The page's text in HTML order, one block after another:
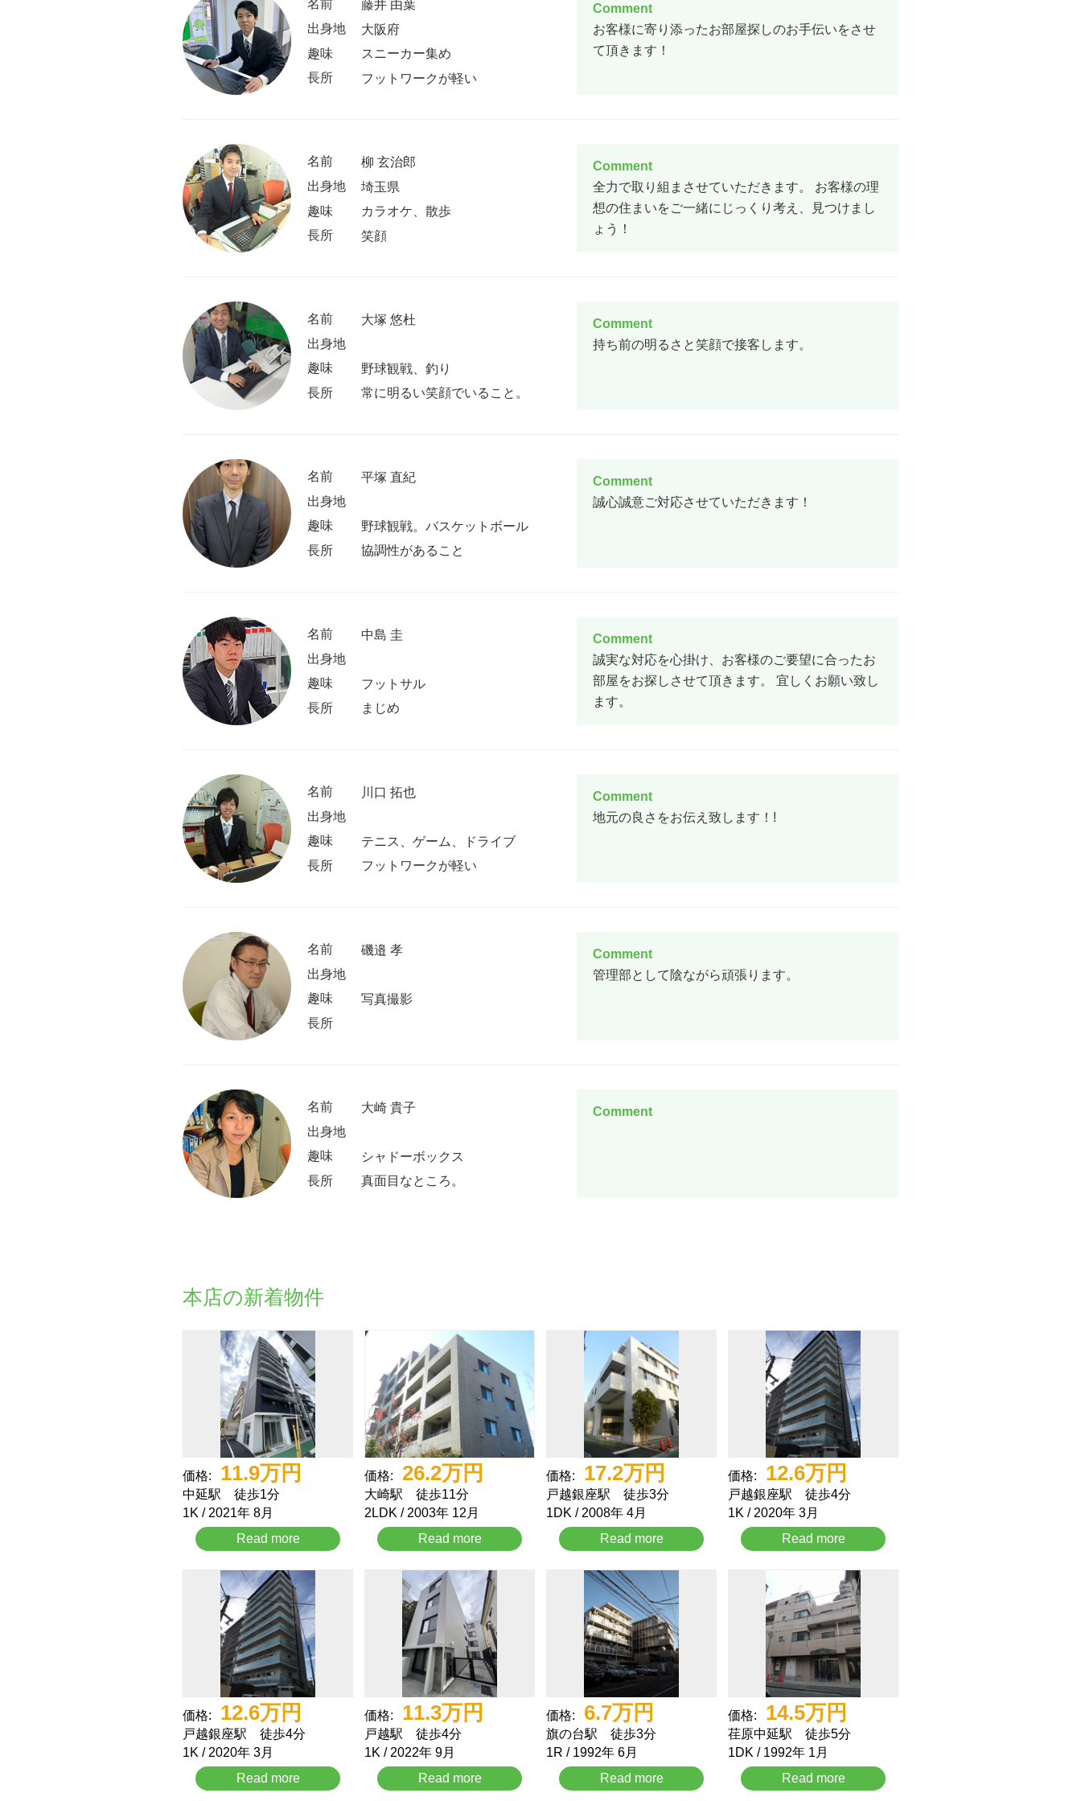
名前
藤井 由葉
出身地
大阪府
趣味
スニーカー集め
長所
フットワークが軽い
Comment
お客様に寄り添ったお部屋探しのお手伝いをさせ
て頂きます！
名前
柳 玄治郎
出身地
埼玉県
趣味
カラオケ、散歩
長所
笑顔
Comment
全力で取り組まさせていただきます。 お客様の理
想の住まいをご一緒にじっくり考え、見つけまし
ょう！
名前
大塚 悠杜
出身地
趣味
野球観戦、釣り
長所
常に明るい笑顔でいること。
Comment
持ち前の明るさと笑顔で接客します。
名前
平塚 直紀
出身地
趣味
野球観戦。バスケットボール
長所
協調性があること
Comment
誠心誠意ご対応させていただきます！
名前
中島 圭
出身地
趣味
フットサル
長所
まじめ
Comment
誠実な対応を心掛け、お客様のご要望に合ったお
部屋をお探しさせて頂きます。 宜しくお願い致し
ます。
名前
川口 拓也
出身地
趣味
テニス、ゲーム、ドライブ
長所
フットワークが軽い
Comment
地元の良さをお伝え致します！!
名前
磯邉 孝
出身地
趣味
写真撮影
長所
Comment
管理部として陰ながら頑張ります。
名前
大崎 貴子
出身地
趣味
シャドーボックス
長所
真面目なところ。
Comment
本店の新着物件
価格: 11.9万円
中延駅 徒歩1分
1K / 2021年 8月
Read more
価格: 26.2万円
大崎駅 徒歩11分
2LDK / 2003年 12月
Read more
価格: 17.2万円
戸越銀座駅 徒歩3分
1DK / 2008年 4月
Read more
価格: 12.6万円
戸越銀座駅 徒歩4分
1K / 2020年 3月
Read more
価格: 12.6万円
戸越銀座駅 徒歩4分
1K / 2020年 3月
Read more
価格: 11.3万円
戸越駅 徒歩4分
1K / 2022年 9月
Read more
価格: 6.7万円
旗の台駅 徒歩3分
1R / 1992年 6月
Read more
価格: 14.5万円
荏原中延駅 徒歩5分
1DK / 1992年 1月
Read more